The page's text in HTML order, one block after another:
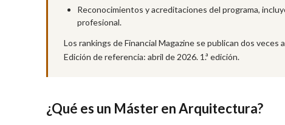
Reconocimientos y acreditaciones del programa,
profesional.
Los rankings de Financial Magazine se publican dos
Edición de referencia: abril de 2026. 1.ª edición.
¿Qué es un Máster en Arquitectura?